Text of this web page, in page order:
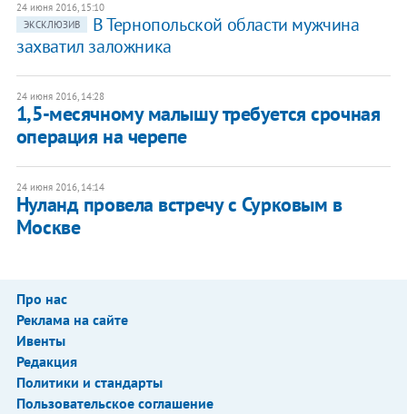
24 июня 2016, 15:10
ЭКСКЛЮЗИВ
В Тернопольской области мужчина
захватил заложника
24 июня 2016, 14:28
1,5-месячному малышу требуется срочная
операция на черепе
24 июня 2016, 14:14
Нуланд провела встречу с Сурковым в
Москве
Про нас
Реклама на сайте
Ивенты
Редакция
Политики и стандарты
Пользовательское соглашение